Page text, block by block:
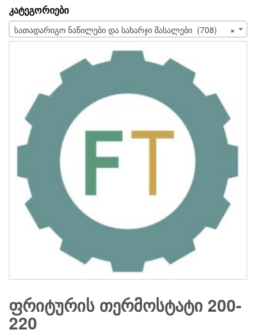
ᲙᲐᲢᲔᲒᲝᲠᲘᲔᲑᲘ
×
სათადარიგო ნაწილები და სახარჯი მასალები (708)
ᲤᲠᲘᲢᲣᲠᲘᲡ ᲗᲔᲠᲛᲝᲡᲢᲐᲢᲘ 200-
220